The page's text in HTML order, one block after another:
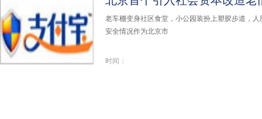
老车棚变身社区食堂，小公园装扮上塑胶步道，
安全情况作为北京市
时间：